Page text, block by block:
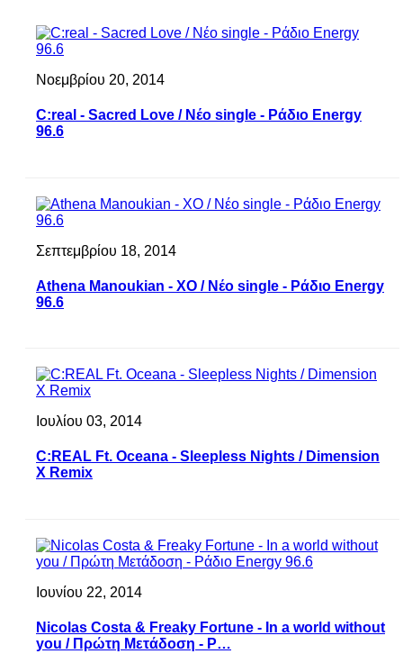
Νοεμβρίου 20, 2014
C:real - Sacred Love / Νέο single - Ράδιο Energy
96.6
Σεπτεμβρίου 18, 2014
Athena Manoukian - XO / Νέο single - Ράδιο Energy
96.6
Ιουλίου 03, 2014
C:REAL Ft. Oceana - Sleepless Nights / Dimension
X Remix
Ιουνίου 22, 2014
Nicolas Costa & Freaky Fortune - In a world without
you / Πρώτη Μετάδοση - Ρ…